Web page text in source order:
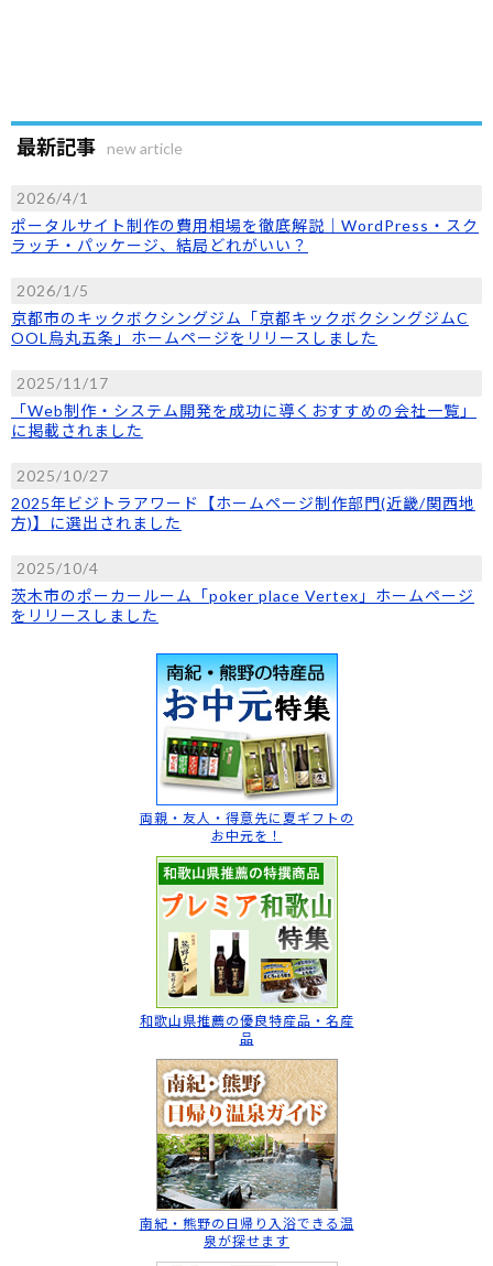
最新記事 new article
2026/4/1
ポータルサイト制作の費用相場を徹底解説｜WordPress・スク
ラッチ・パッケージ、結局どれがいい？
2026/1/5
京都市のキックボクシングジム「京都キックボクシングジムC
OOL烏丸五条」ホームページをリリースしました
2025/11/17
「Web制作・システム開発を成功に導くおすすめの会社一覧」
に掲載されました
2025/10/27
2025年ビジトラアワード【ホームページ制作部門(近畿/関西地
方)】に選出されました
2025/10/4
茨木市のポーカールーム「poker place Vertex」ホームページ
をリリースしました
両親・友人・得意先に 夏ギフトの
お中元を！
和歌山県推薦の優良特産品・名産
品
南紀・熊野の日帰り入浴できる温
泉が探せます